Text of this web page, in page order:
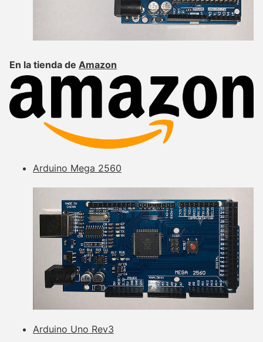
En la tienda de Amazon
Arduino Mega 2560
Arduino Uno Rev3